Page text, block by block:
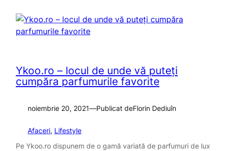
Ykoo.ro – locul de unde vă puteți
cumpăra parfumurile favorite
noiembrie 20, 2021—Publicat deFlorin Dediuîn
Afaceri, Lifestyle
Pe Ykoo.ro dispunem de o gamă variată de parfumuri de lux